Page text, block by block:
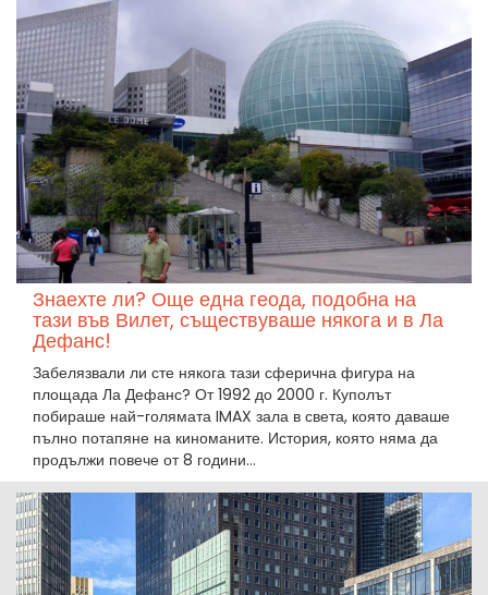
Знаехте ли? Още една геода, подобна на
тази във Вилет, съществуваше някога и в Ла
Дефанс!
Забелязвали ли сте някога тази сферична фигура на
площада Ла Дефанс? От 1992 до 2000 г. Куполът
побираше най-голямата IMAX зала в света, която даваше
пълно потапяне на киноманите. История, която няма да
продължи повече от 8 години...